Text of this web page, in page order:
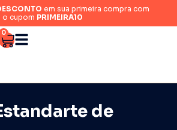
em sua primeira compra com
o cupom PRIMEIRA10
0
de